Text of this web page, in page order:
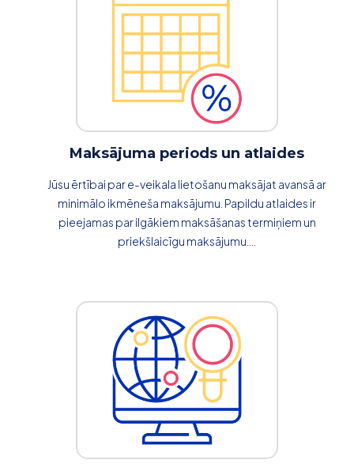
Maksājuma periods un atlaides
Jūsu ērtībai par e-veikala lietošanu maksājat avansā ar
minimālo ikmēneša maksājumu. Papildu atlaides ir
pieejamas par ilgākiem maksāšanas termiņiem un
priekšlaicīgu maksājumu....